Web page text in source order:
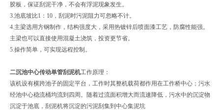
胶板，保证刮泥干净，不会有浮泥现象发生。
3.池底坡比1：10，刮泥时污泥阻力可忽略不计。
4.主梁选用方钢制作，结构强度大，采用热镀锌后喷面漆工艺，防腐性能强。
主梁也可以直接使用混凝土浇筑，投资更节省。
5.操作简单，可实现远程控制。
二沉池中心传动单管刮泥机工作原理：
该机设有横跨池子的固定平台，工作时其整机载荷都作用在工作桥中心；污水
经池中心稳流桶均流到四周。随着过流面积增大而流速降低，污水中的沉淀物
沉淀于池底，刮泥机将沉淀的污泥刮集到中心集泥坑